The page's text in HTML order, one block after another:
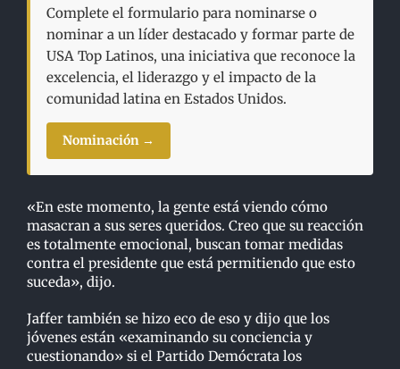
Complete el formulario para nominarse o
nominar a un líder destacado y formar parte de
USA Top Latinos, una iniciativa que reconoce la
excelencia, el liderazgo y el impacto de la
comunidad latina en Estados Unidos.
Nominación →
«En este momento, la gente está viendo cómo
masacran a sus seres queridos. Creo que su reacción
es totalmente emocional, buscan tomar medidas
contra el presidente que está permitiendo que esto
suceda», dijo.
Jaffer también se hizo eco de eso y dijo que los
jóvenes están «examinando su conciencia y
cuestionando» si el Partido Demócrata los